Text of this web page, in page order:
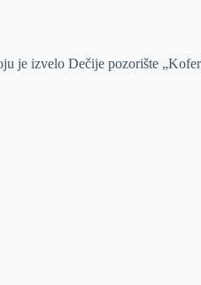
je izvelo Dečije pozorište